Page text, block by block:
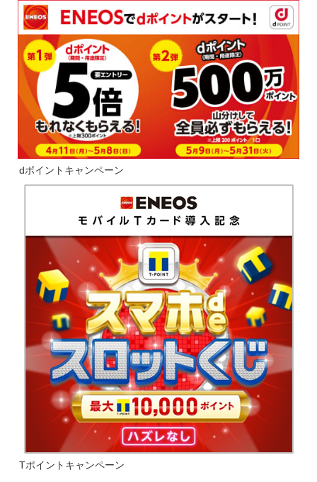
dポイントキャンペーン
Tポイントキャンペーン